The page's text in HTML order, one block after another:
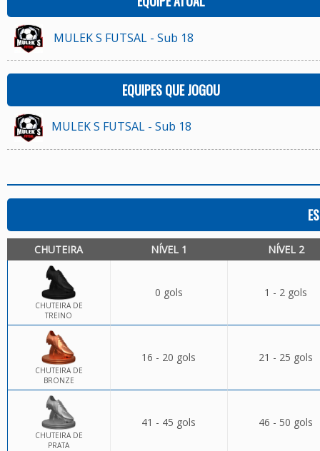
MULEK S FUTSAL - Sub 18
EQUIPES QUE JOGOU
MULEK S FUTSAL - Sub 18
CHUTEIRA NÍVEL 1 NÍVEL 2
CHUTEIRA DE
TREINO
0 gols 1 - 2 gols
CHUTEIRA DE
BRONZE
16 - 20 gols 21 - 25 gols
CHUTEIRA DE
PRATA
41 - 45 gols 46 - 50 gols